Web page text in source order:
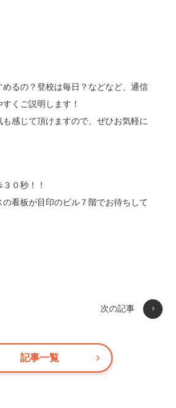
めるの？登校は毎日？などなど、通信
くご説明します！
感じて頂けますので、ぜひお気軽に
０秒！！
の看板が目印のビル７階でお待ちして
次の記事
記事一覧